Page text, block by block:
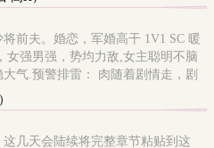
前夫。婚恋，军婚高干 1V1 SC 暖
女强男强，势均力敌,女主聪明不脑
气.预警排雷： 肉随着剧情走，剧
向，慢节奏叙事风 ，考究较真党误
时（闷骚维和部队少将）女主：宋
后）九年后宋暖再遇前夫顾时，她
这几天会陆续将完整章节粘贴到这